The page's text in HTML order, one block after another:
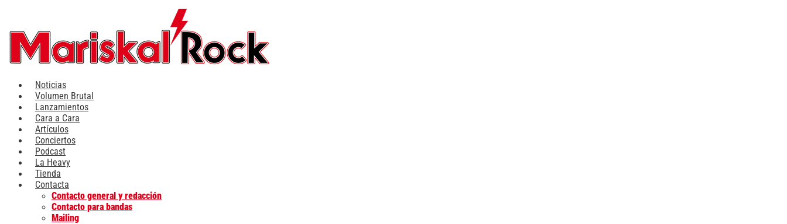
contenido
Noticias
Volumen Brutal
Lanzamientos
Cara a Cara
Artículos
Conciertos
Podcast
La Heavy
Tienda
Contacta
Contacto general y redacción
Contacto para bandas
Mailing